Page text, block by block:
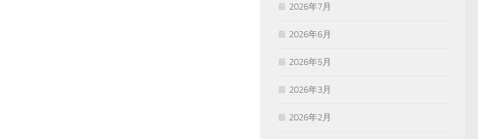
2026年7月
2026年6月
2026年5月
2026年3月
2026年2月